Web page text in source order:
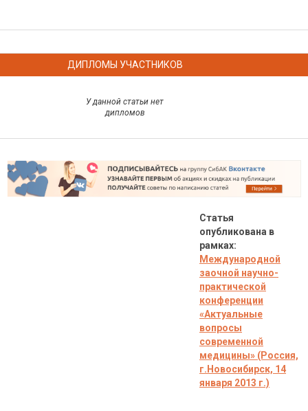
ДИПЛОМЫ УЧАСТНИКОВ
У данной статьи нет
дипломов
Статья
опубликована в
рамках:
Международной
заочной научно-
практической
конференции
«Актуальные
вопросы
современной
медицины» (Россия,
г.Новосибирск, 14
января 2013 г.)